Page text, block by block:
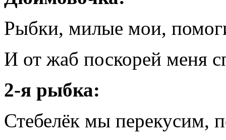
Рыбки, милые мои,
И от жаб поскорей меня
2-я рыбка:
Стебелёк мы перекусим,